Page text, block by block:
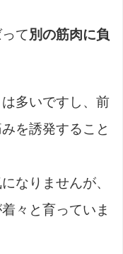
て 別の筋肉に負
多いですし、前
を誘発すること
なりませんが、
々と育っていま